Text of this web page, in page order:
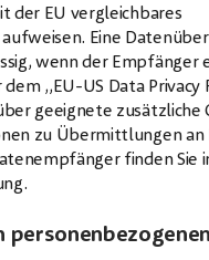
der EU vergleichbares
Eine
wenn der Empfänger
„EU-US Data Privacy
geeignete zusätzliche
zu Übermittlungen
finden Sie